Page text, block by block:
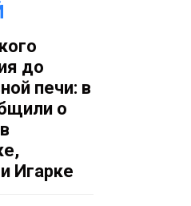
до
печи: в
о
Игарке